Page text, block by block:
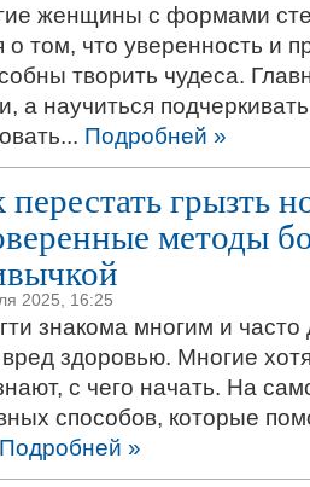
женщины с формами
том, что уверенность и
творить чудеса.
а научиться
Подробней »
перестать грызть
методы
2025, 16:25
знакома многим и часто
здоровью. Многие
с чего начать. На
способов, которые
Подробней »